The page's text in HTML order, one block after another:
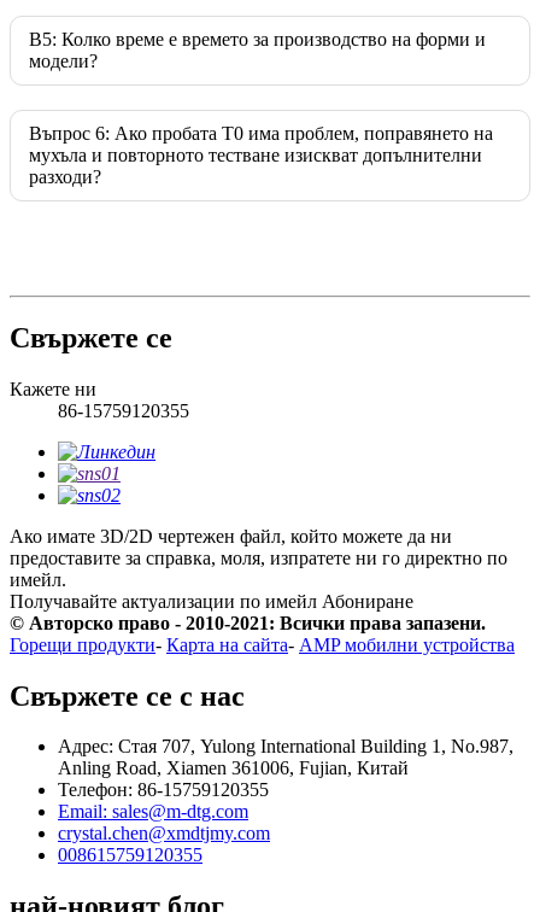
В5: Колко време е времето за производство на форми и
модели?
Въпрос 6: Ако пробата T0 има проблем, поправянето на
мухъла и повторното тестване изискват допълнителни
разходи?
Свържете се
Кажете ни
86-15759120355
Ако имате 3D/2D чертежен файл, който можете да ни
предоставите за справка, моля, изпратете ни го директно по
имейл.
Получавайте актуализации по имейл Абониране
© Авторско право - 2010-2021: Всички права запазени.
Горещи продукти- Карта на сайта- AMP мобилни устройства
Свържете се с нас
Адрес: Стая 707, Yulong International Building 1, No.987,
Anling Road, Xiamen 361006, Fujian, Китай
Телефон: 86-15759120355
Email: sales@m-dtg.com
crystal.chen@xmdtjmy.com
008615759120355